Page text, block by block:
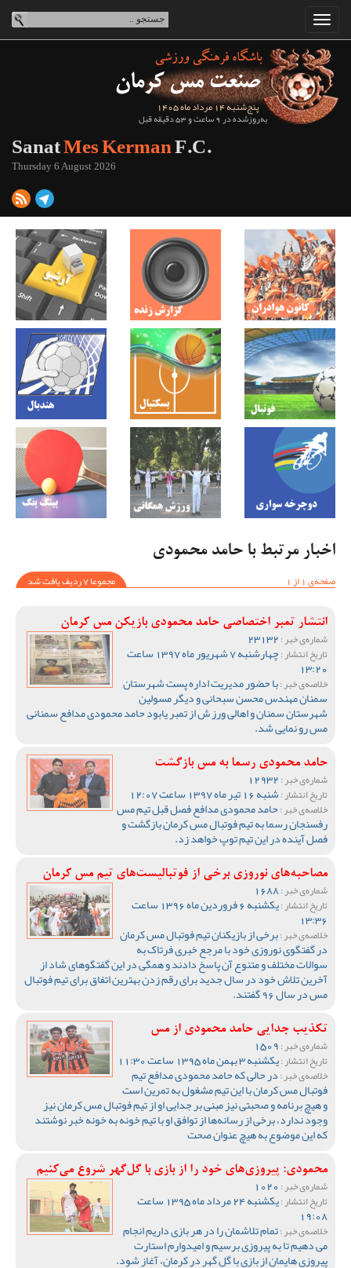
پنج‌شنبه 14 مرداد ماه 1405
به‌روزشده در 9 ساعت و 53 دقیقه قبل
SanatMes KermanF.C.
Thursday 6 August 2026
اخبار مرتبط با حامد محمودی
صفحه‌ی 1 از 1
مجموعا 7 ردیف یافت شد
انتشار تمبر اختصاصی حامد محمودی بازیکن مس کرمان
شماره‌ی خبر :
تاریخ انتشار : چهارشنبه 7 شهریور ماه 1397 ساعت
13:20
خلاصه‌ی خبر :با حضور مدیریت اداره پست شهرستان
سمنان مهندس محسن سبحانی و دیگر مسولین
شهرستان سمنان و اهالی ورز ش از تمبر یابود حامد محمودی مدافع سمنانی
مس رو نمایی شد.
حامد محمودی رسما به مس بازگشت
شماره‌ی خبر :
تاریخ انتشار :شنبه 16 تیر ماه 1397 ساعت 12:07
خلاصه‌ی خبر :حامد محمودی مدافع فصل قبل تیم مس
رفسنجان رسما به تیم فوتبال مس کرمان بازگشت و
فصل آینده در این تیم توپ خواهد زد.
مصاحبه‌های نوروزی برخی از فوتبالیست‌های تیم مس کرمان
شماره‌ی خبر :
تاریخ انتشار : یکشنبه 6 فروردین ماه 1396 ساعت
13:36
خلاصه‌ی خبر :برخی از بازیکنان تیم فوتبال مس کرمان
در گفتگوی نوروزی خود با مرجع خبری فرتاک به
سوالات مختلف و متنوع آن پاسخ دادند و همگی در این گفتگوهای شاد از
آخرین تلاش خود در سال جدید برای رقم زدن بهترین اتفاق برای تیم فوتبال
مس در سال 96 گفتند.
تکذیب جدایی حامد محمودی از مس
شماره‌ی خبر :
تاریخ انتشار :یکشنبه 3 بهمن ماه 1395 ساعت 11:30
خلاصه‌ی خبر :در حالی که حامد محمودی مدافع تیم
فوتبال مس کرمان با این تیم مشغول به تمرین است
و هیچ برنامه و صحبتی نیز مبنی بر جدایی او از تیم فوتبال مس کرمان نیز
وجود ندارد، برخی از رسانه‌ها از توافق او با تیم خونه به خونه خبر نوشتند
که این موضوع به هیچ عنوان صحت
محمودی: پیروزی‌های خود را از بازی با گل‌گهر شروع می‌کنیم
شماره‌ی خبر :
تاریخ انتشار : یکشنبه 24 مرداد ماه 1395 ساعت
19:08
خلاصه‌ی خبر :تمام تلاشمان را در هر بازی داریم انجام
می دهیم تا به پیروزی برسیم و امیدوارم استارت
پیروزی هایمان از بازی با گل گهر در کرمان، آغاز شود.